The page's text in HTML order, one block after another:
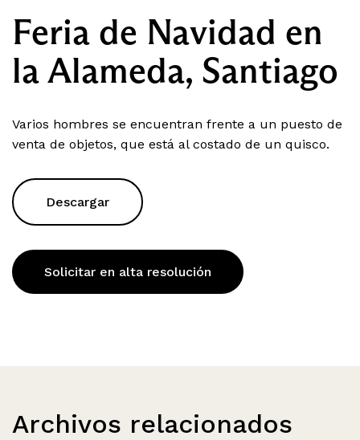
Feria de Navidad en
la Alameda, Santiago
Varios hombres se encuentran frente a un puesto de
venta de objetos, que está al costado de un quisco.
Descargar
Solicitar en alta resolución
Archivos relacionados